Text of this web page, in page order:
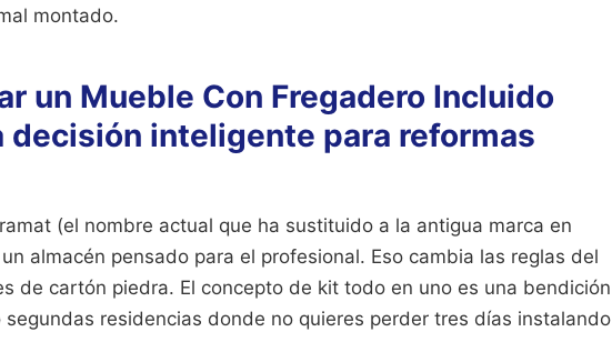
montado.
un Mueble Con Fregadero Incluido
decisión inteligente para reformas
(el nombre actual que ha sustituido a la antigua marca en
almacén pensado para el profesional. Eso cambia las reglas del
de cartón piedra. El concepto de kit todo en uno es una bendición
segundas residencias donde no quieres perder tres días instalando